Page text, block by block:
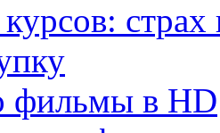
фильмы в HD